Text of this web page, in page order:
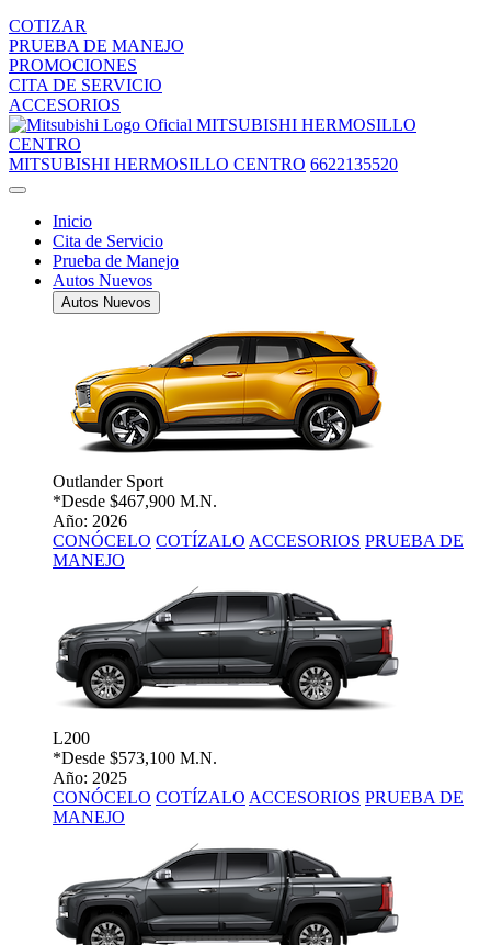
COTIZAR
PRUEBA DE MANEJO
PROMOCIONES
CITA DE SERVICIO
ACCESORIOS
MITSUBISHI HERMOSILLO
CENTRO
MITSUBISHI HERMOSILLO CENTRO 6622135520
Inicio
Cita de Servicio
Prueba de Manejo
Autos Nuevos
Autos Nuevos
Outlander Sport
*Desde $467,900 M.N.
Año: 2026
CONÓCELO COTÍZALO ACCESORIOS PRUEBA DE
MANEJO
L200
*Desde $573,100 M.N.
Año: 2025
CONÓCELO COTÍZALO ACCESORIOS PRUEBA DE
MANEJO